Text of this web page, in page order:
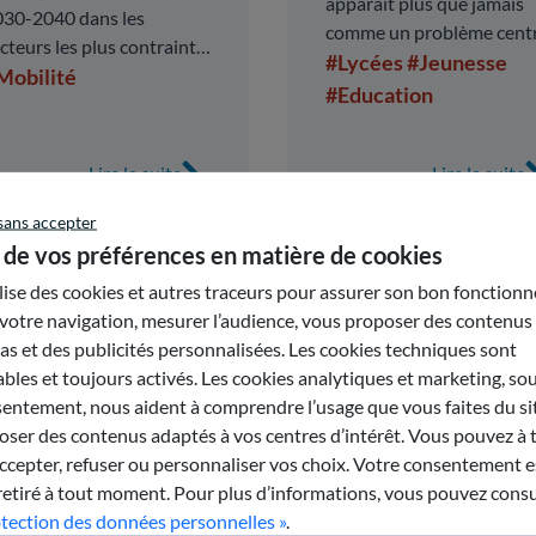
2040 dans les
les plus contraints
l’agglomération pour
Lire la suite
comme un problème
qui concerne l’ensemble de
la communauté éducative,
#Lycées#Jeunesse
#Education
Lire la suite
accepter
vos préférences en matière de cookies
des cookies et autres traceurs pour assurer son bon
navigation, mesurer l’audience, vous proposer des contenus
et des publicités personnalisées. Les cookies techniques sont
et toujours activés. Les cookies analytiques et marketing,
nous aident à comprendre l’usage que vous faites du
des contenus adaptés à vos centres d’intérêt. Vous pouvez à
refuser ou personnaliser vos choix. Votre consentement
à tout moment. Pour plus d’informations, vous pouvez
des données personnelles ».